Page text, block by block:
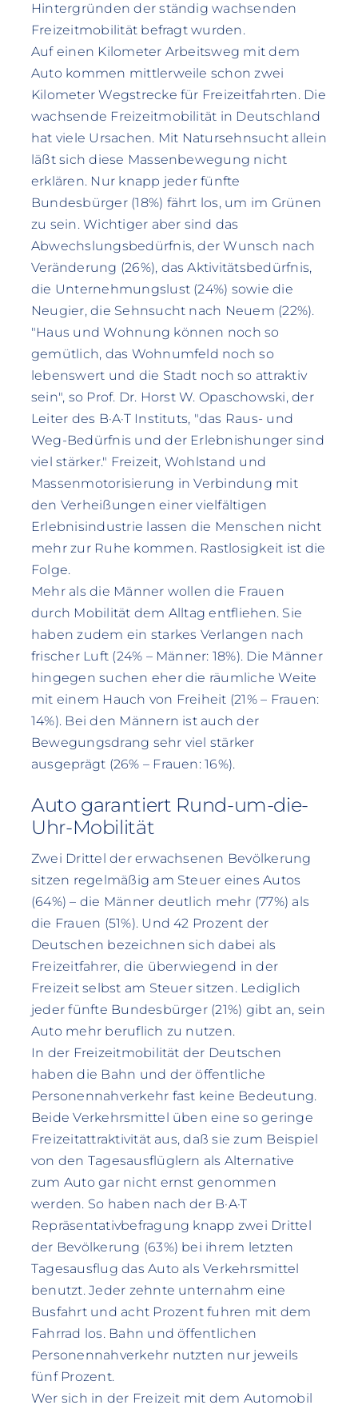
Hintergründen der ständig wachsenden
Freizeitmobilität befragt wurden.
Auf einen Kilometer Arbeitsweg mit dem
Auto kommen mittlerweile schon zwei
Kilometer Wegstrecke für Freizeitfahrten. Die
wachsende Freizeitmobilität in Deutschland
hat viele Ursachen. Mit Natursehnsucht allein
läßt sich diese Massenbewegung nicht
erklären. Nur knapp jeder fünfte
Bundesbürger (18%) fährt los, um im Grünen
zu sein. Wichtiger aber sind das
Abwechslungsbedürfnis, der Wunsch nach
Veränderung (26%), das Aktivitätsbedürfnis,
die Unternehmungslust (24%) sowie die
Neugier, die Sehnsucht nach Neuem (22%).
"Haus und Wohnung können noch so
gemütlich, das Wohnumfeld noch so
lebenswert und die Stadt noch so attraktiv
sein", so Prof. Dr. Horst W. Opaschowski, der
Leiter des B·A·T Instituts, "das Raus- und
Weg-Bedürfnis und der Erlebnishunger sind
viel stärker." Freizeit, Wohlstand und
Massenmotorisierung in Verbindung mit
den Verheißungen einer vielfältigen
Erlebnisindustrie lassen die Menschen nicht
mehr zur Ruhe kommen. Rastlosigkeit ist die
Folge.
Mehr als die Männer wollen die Frauen
durch Mobilität dem Alltag entfliehen. Sie
haben zudem ein starkes Verlangen nach
frischer Luft (24% – Männer: 18%). Die Männer
hingegen suchen eher die räumliche Weite
mit einem Hauch von Freiheit (21% – Frauen:
14%). Bei den Männern ist auch der
Bewegungsdrang sehr viel stärker
ausgeprägt (26% – Frauen: 16%).
Auto garantiert Rund-um-die-
Uhr-Mobilität
Zwei Drittel der erwachsenen Bevölkerung
sitzen regelmäßig am Steuer eines Autos
(64%) – die Männer deutlich mehr (77%) als
die Frauen (51%). Und 42 Prozent der
Deutschen bezeichnen sich dabei als
Freizeitfahrer, die überwiegend in der
Freizeit selbst am Steuer sitzen. Lediglich
jeder fünfte Bundesbürger (21%) gibt an, sein
Auto mehr beruflich zu nutzen.
In der Freizeitmobilität der Deutschen
haben die Bahn und der öffentliche
Personennahverkehr fast keine Bedeutung.
Beide Verkehrsmittel üben eine so geringe
Freizeitattraktivität aus, daß sie zum Beispiel
von den Tagesausflüglern als Alternative
zum Auto gar nicht ernst genommen
werden. So haben nach der B·A·T
Repräsentativbefragung knapp zwei Drittel
der Bevölkerung (63%) bei ihrem letzten
Tagesausflug das Auto als Verkehrsmittel
benutzt. Jeder zehnte unternahm eine
Busfahrt und acht Prozent fuhren mit dem
Fahrrad los. Bahn und öffentlichen
Personennahverkehr nutzten nur jeweils
fünf Prozent.
Wer sich in der Freizeit mit dem Automobil